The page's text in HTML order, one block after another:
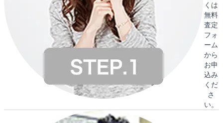
くは
無料
査定
フォ
ーム
から
お申
込み
くだ
さ
い。